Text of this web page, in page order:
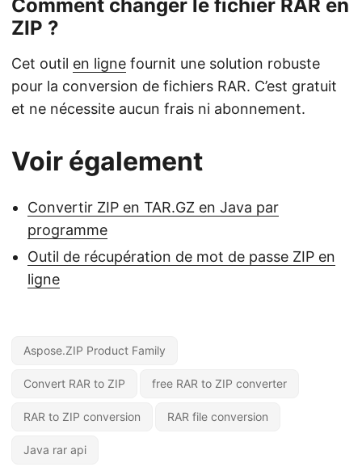
Comment changer le fichier RAR en
ZIP ?
Cet outil en ligne fournit une solution robuste
pour la conversion de fichiers RAR. C’est gratuit
et ne nécessite aucun frais ni abonnement.
Voir également
Convertir ZIP en TAR.GZ en Java par
programme
Outil de récupération de mot de passe ZIP en
ligne
Aspose.ZIP Product Family
Convert RAR to ZIP free RAR to ZIP converter
RAR to ZIP conversion RAR file conversion
Java rar api